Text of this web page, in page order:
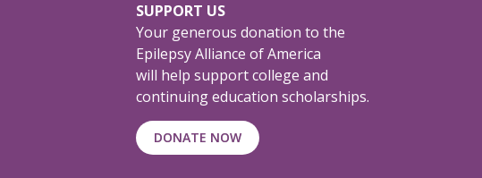
SUPPORT US
Your generous donation to the
Epilepsy Alliance of America
will help support college and
continuing education scholarships.
DONATE NOW